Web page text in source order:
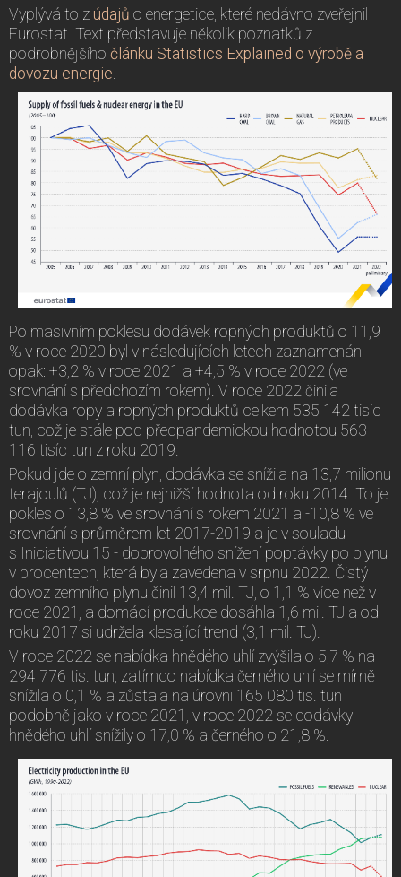
Vyplývá to z údajů o energetice, které nedávno zveřejnil
Eurostat. Text představuje několik poznatků z
podrobnějšího článku Statistics Explained o výrobě a
dovozu energie
Po masivním poklesu dodávek ropných produktů o 11,9
% v roce 2020 byl v následujících letech zaznamenán
opak: +3,2 % v roce 2021 a +4,5 % v roce 2022 (ve
srovnání s předchozím rokem). V roce 2022 činila
dodávka ropy a ropných produktů celkem 535 142 tisíc
tun, což je stále pod předpandemickou hodnotou 563
116 tisíc tun z roku 2019.
Pokud jde o zemní plyn, dodávka se snížila na 13,7 milionu
terajoulů (TJ), což je nejnižší hodnota od roku 2014. To je
pokles o 13,8 % ve srovnání s rokem 2021 a -10,8 % ve
srovnání s průměrem let 2017-2019 a je v souladu
s Iniciativou 15 - dobrovolného snížení poptávky po plynu
v procentech, která byla zavedena v srpnu 2022. Čistý
dovoz zemního plynu činil 13,4 mil. TJ, o 1,1 % více než v
roce 2021, a domácí produkce dosáhla 1,6 mil. TJ a od
roku 2017 si udržela klesající trend (3,1 mil. TJ).
V roce 2022 se nabídka hnědého uhlí zvýšila o 5,7 % na
294 776 tis. tun, zatímco nabídka černého uhlí se mírně
snížila o 0,1 % a zůstala na úrovni 165 080 tis. tun
podobně jako v roce 2021, v roce 2022 se dodávky
hnědého uhlí snížily o 17,0 % a černého o 21,8 %.